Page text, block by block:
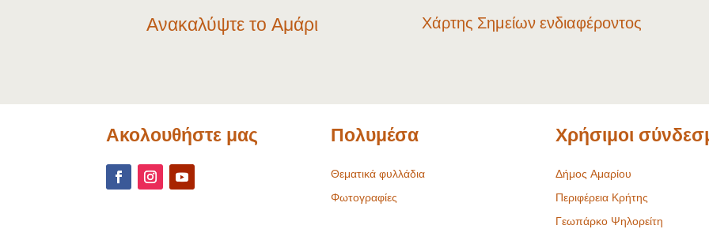
Ανακαλύψτε το Αμάρι Χάρτης Σημείων ενδιαφέροντος
Ακολουθήστε μας Πολυμέσα
Θεματικά φυλλάδια
Φωτογραφίες
Χρήσιμοι
Δήμος Αμαρίου
Περιφέρεια Κρήτης
Γεωπάρκο Ψηλορείτη